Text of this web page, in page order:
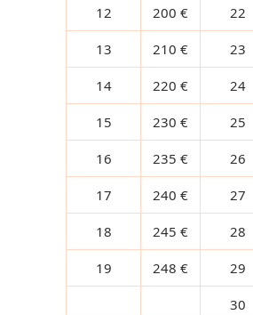
12 200 € 22
13 210 € 23
14 220 € 24
15 230 € 25
16 235 € 26
17 240 € 27
18 245 € 28
19 248 € 29
30